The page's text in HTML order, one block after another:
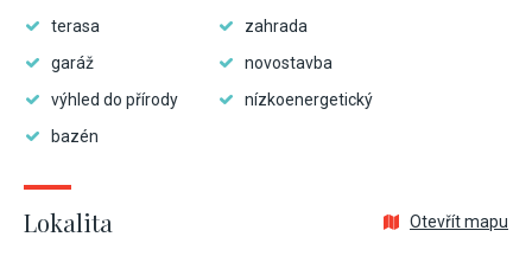
terasa
zahrada
garáž
novostavba
výhled do přírody
nízkoenergetický
bazén
Lokalita Otevřít mapu